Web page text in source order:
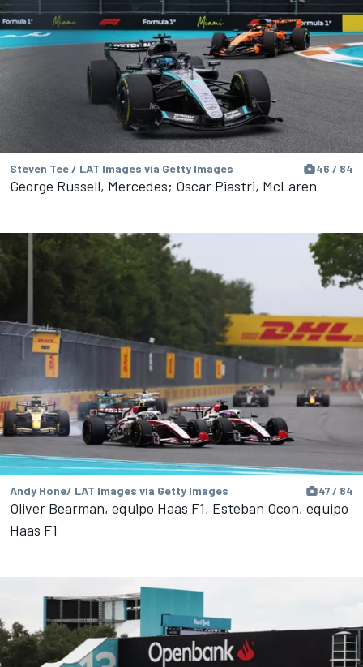
Steven Tee / LAT Images via Getty Images 46 / 84
George Russell, Mercedes; Oscar Piastri, McLaren
Andy Hone/ LAT Images via Getty Images 47 / 84
Oliver Bearman, equipo Haas F1, Esteban Ocon, equipo
Haas F1